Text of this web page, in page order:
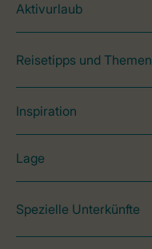
Aktivurlaub
Reisetipps und Themen
Inspiration
Lage
Spezielle Unterkünfte